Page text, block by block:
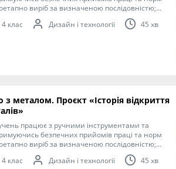
виріб за визначеною послідовністю;
на папері; розмічає деталі на матеріалі за
трафаретів; дотримується послідовності
клас Дизайн і технології 45 хв
металом. Проєкт «Історія відкриття
працює з ручними інструментами та
безпечних прийомів праці та норм
виріб за визначеною послідовністю;
на папері; дотримується послідовності
вчителя. Мета: формування
клас Дизайн і технології 45 хв